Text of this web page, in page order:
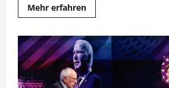
Mehr erfahrenMehr
Informationen
für
die
Bundeswehr:
Aufrüstungsdebatte
bei
„Maischberger“